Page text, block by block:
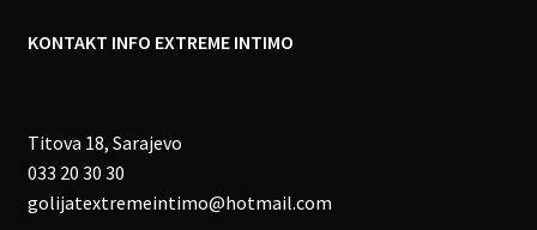
KONTAKT INFO EXTREME INTIMO
Titova 18, Sarajevo
033 20 30 30
golijatextremeintimo@hotmail.com